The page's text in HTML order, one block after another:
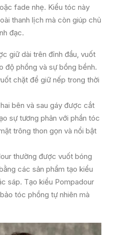
fade nhẹ. Kiểu tóc này
thanh lịch mà còn giúp chủ
đạc.
giữ dài trên đỉnh đầu, vuốt
độ phồng và sự bồng bềnh.
chặt để giữ nếp trong thời
bên và sau gáy được cắt
sự tương phản với phần tóc
trông thon gọn và nổi bật
thường được vuốt bóng
các sản phẩm tạo kiểu
sáp. Tạo kiểu Pompadour
tóc phồng tự nhiên mà